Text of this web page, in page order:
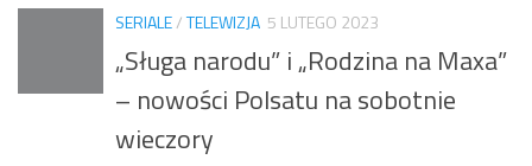
SERIALE/TELEWIZJA 5 LUTEGO 2023
„Sługa narodu” i „Rodzina na Maxa”
– nowości Polsatu na sobotnie
wieczory